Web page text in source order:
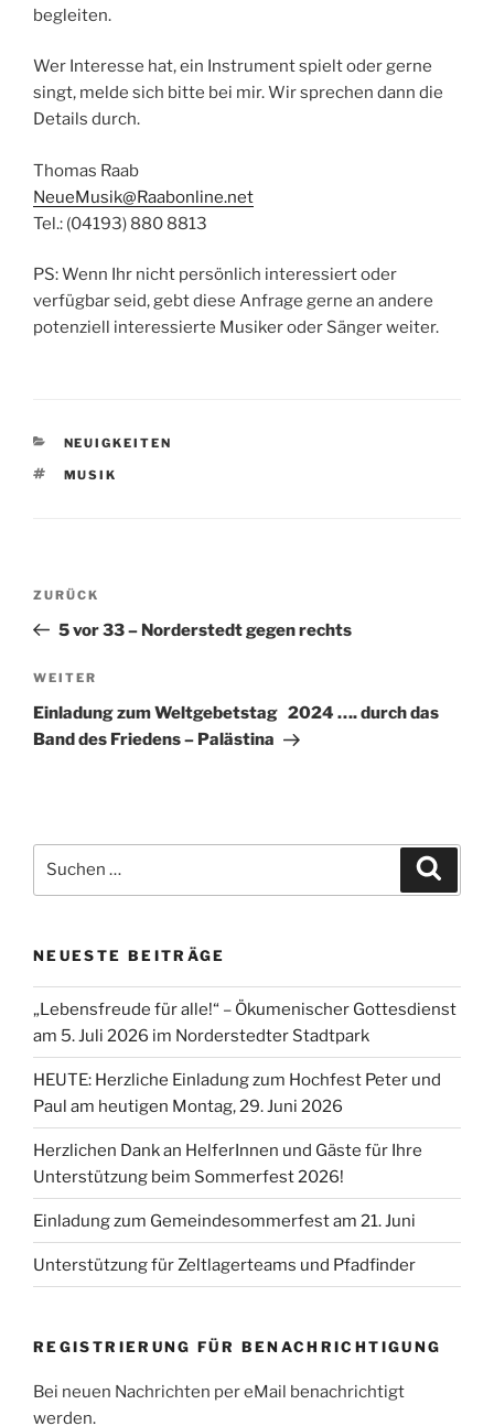
begleiten.
Wer Interesse hat, ein Instrument spielt oder gerne
singt, melde sich bitte bei mir. Wir sprechen dann die
Details durch.
Thomas Raab
NeueMusik@Raabonline.net
Tel.: (04193) 880 8813
PS: Wenn Ihr nicht persönlich interessiert oder
verfügbar seid, gebt diese Anfrage gerne an andere
potenziell interessierte Musiker oder Sänger weiter.
KATEGORIEN
NEUIGKEITEN
SCHLAGWÖRTER
MUSIK
Beitragsnavigation
Vorheriger
Beitrag
ZURÜCK
5 vor 33 – Norderstedt gegen rechts
Nächster
Beitrag
WEITER
Einladung zum Weltgebetstag 2024 …. durch das
Band des Friedens – Palästina
nach:
NEUESTE BEITRÄGE
„Lebensfreude für alle!“ – Ökumenischer Gottesdienst
am 5. Juli 2026 im Norderstedter Stadtpark
HEUTE: Herzliche Einladung zum Hochfest Peter und
Paul am heutigen Montag, 29. Juni 2026
Herzlichen Dank an HelferInnen und Gäste für Ihre
Unterstützung beim Sommerfest 2026!
Einladung zum Gemeindesommerfest am 21. Juni
Unterstützung für Zeltlagerteams und Pfadfinder
REGISTRIERUNG FÜR BENACHRICHTIGUNG
Bei neuen Nachrichten per eMail benachrichtigt
werden.